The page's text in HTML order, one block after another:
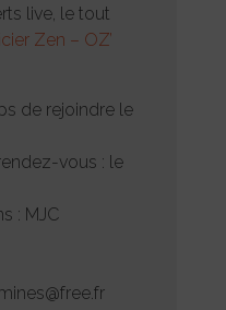
live, le tout
Zen – OZ’
de rejoindre le
vous : le
: MJC